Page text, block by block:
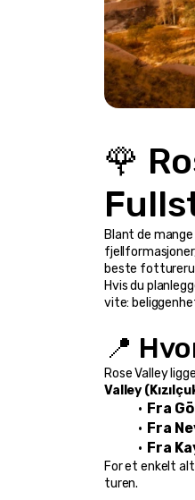
🌹
Blant de
beste
Hvis du
vite:
📍
Rose Valley
Valley
Fra
Fra
Fra
For et enkelt
turen.